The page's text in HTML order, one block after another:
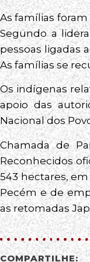
As famílias
Segundo a
pessoas ligadas
As famílias se
Os indígenas
apoio das
Nacional dos
Chamada de
Reconhecidos
543 hectares,
Pecém e de
as retomadas
COMPARTILHE: